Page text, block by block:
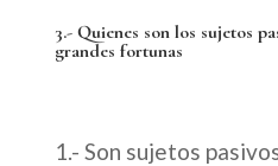
3.- Quienes son los sujetos
grandes fortunas
1.- Son sujetos